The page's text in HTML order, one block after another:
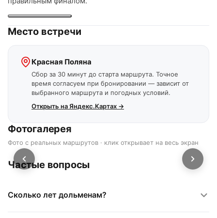
Место встречи
Красная Поляна
Сбор за 30 минут до старта маршрута. Точное
время согласуем при бронировании — зависит от
выбранного маршрута и погодных условий.
Открыть на Яндекс.Картах →
Фотогалерея
Фото с реальных маршрутов · клик открывает на весь экран
Частые вопросы
Сколько лет дольменам?